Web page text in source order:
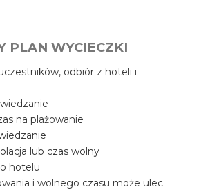
PLAN WYCIECZKI
odbiór z hoteli i
na plażowanie
lub czas wolny
hotelu
i wolnego czasu może ulec